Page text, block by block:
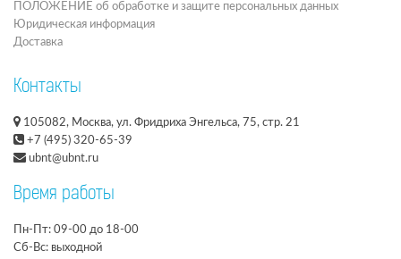
ПОЛОЖЕНИЕ об обработке и защите персональных данных
Юридическая информация
Доставка
Контакты
105082, Москва, ул. Фридриха Энгельса, 75, стр. 21
+7 (495) 320-65-39
ubnt@ubnt.ru
Время работы
Пн-Пт: 09-00 до 18-00
Сб-Вс: выходной